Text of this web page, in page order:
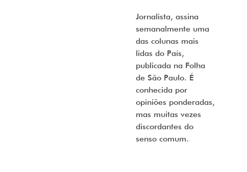
Jornalista, assina
semanalmente uma
das colunas mais
lidas do País,
publicada na Folha
de São Paulo. É
conhecida por
opiniões ponderadas,
mas muitas vezes
discordantes do
senso comum.